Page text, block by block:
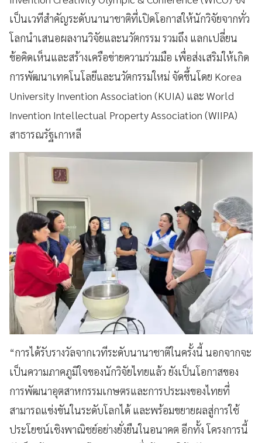
เป็นเวทีสำคัญระดับนานาชาติที่เปิดโอกาสให้นักวิจัยจากทั่ว
โลกนำเสนอผลงานวิจัยและนวัตกรรม รวมถึง แลกเปลี่ยน
ข้อคิดเห็นและสร้างเครือข่ายความร่วมมือ เพื่อส่งเสริมให้เกิด
การพัฒนาเทคโนโลยีและนวัตกรรมใหม่ จัดขึ้นโดย Korea
University Invention Association (KUIA) และ World
Invention Intellectual Property Association (WIIPA)
สาธารณรัฐเกาหลี
“การได้รับรางวัลจากเวทีระดับนานาชาติในครั้งนี้ นอกจากจะ
เป็นความภาคภูมิใจของนักวิจัยไทยแล้ว ยังเป็นโอกาสของ
การพัฒนาอุตสาหกรรมเกษตรและการประมงของไทยที่
สามารถแข่งขันในระดับโลกได้ และพร้อมขยายผลสู่การใช้
ประโยชน์เชิงพาณิชย์อย่างยั่งยืนในอนาคต อีกทั้ง โครงการนี้